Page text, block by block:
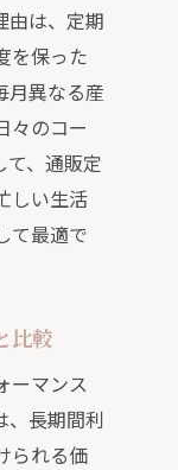
由は、定期
を保った
月異なる産
々のコー
て、通販定
しい生活
て最適で
比較
ーマンス
、長期間利
られる価